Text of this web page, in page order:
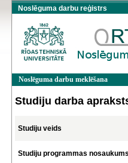
Noslēguma darbu reģistrs
Noslēguma darbu meklēšana
Studiju darba
Studiju veids
Studiju programmas nosaukums